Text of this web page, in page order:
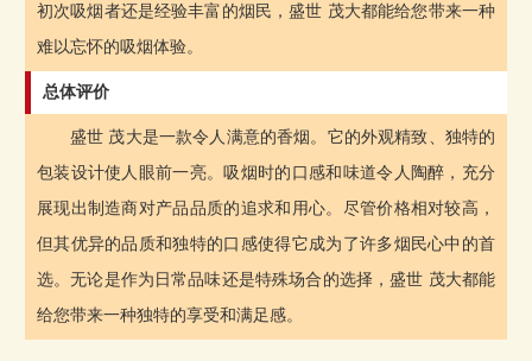
初次吸烟者还是经验丰富的烟民，盛世 茂大都能给您带来一种
难以忘怀的吸烟体验。
总体评价
盛世 茂大是一款令人满意的香烟。它的外观精致、独特的
包装设计使人眼前一亮。吸烟时的口感和味道令人陶醉，充分
展现出制造商对产品品质的追求和用心。尽管价格相对较高，
但其优异的品质和独特的口感使得它成为了许多烟民心中的首
选。无论是作为日常品味还是特殊场合的选择，盛世 茂大都能
给您带来一种独特的享受和满足感。